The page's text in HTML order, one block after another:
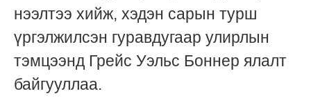
нээлтээ хийж, хэдэн сарын турш
үргэлжилсэн гуравдугаар улирлын
тэмцээнд Грейс Уэльс Боннер ялалт
байгууллаа.